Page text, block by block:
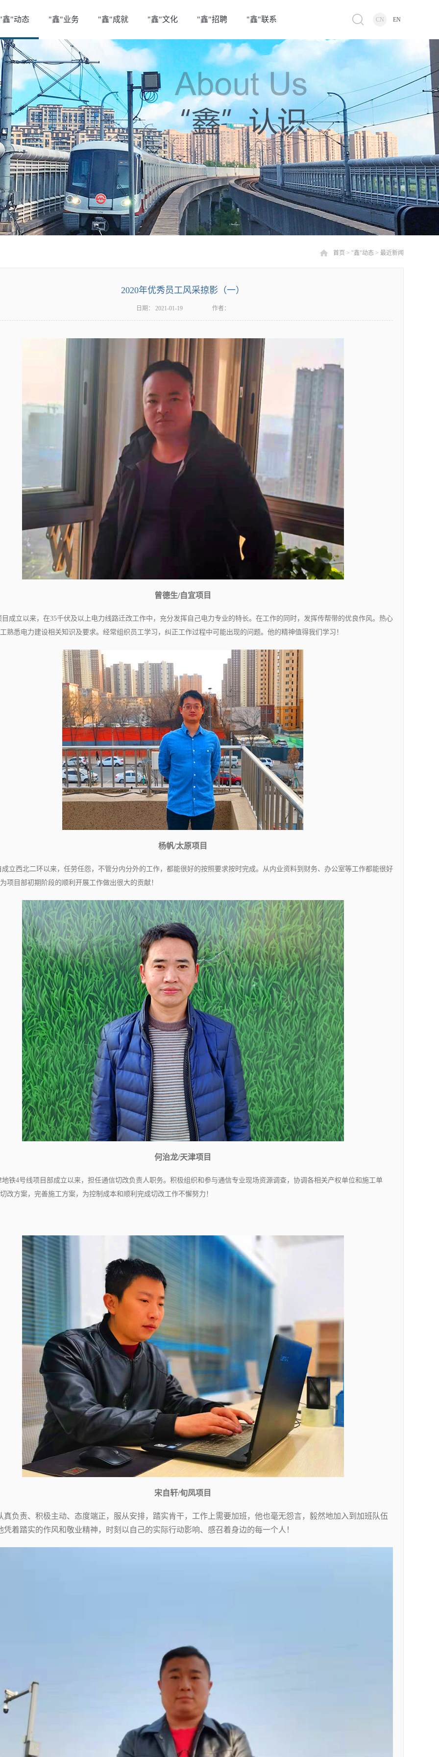
鑫"动态 "鑫"业务 "鑫"成就 "鑫"文化 "鑫"招聘 "鑫"联系 CN EN
首页 > "鑫"动态 > 最近新闻
2020年优秀员工风采掠影（一）
日期： 2021-01-19 作者：
曾德生/自宜项目
目成立以来，在35千伏及以上电力线路迁改工作中，充分发挥自己电力专业的特长。在工作的同时，发挥传帮带的优良作风。热心
熟悉电力建设相关知识及要求。经常组织员工学习，纠正工作过程中可能出现的问题。他的精神值得我们学习！
杨帆/太原项目
成立西北二环以来，任劳任怨，不管分内分外的工作，都能很好的按照要求按时完成。从内业资料到财务、办公室等工作都能很好
项目部初期阶段的顺利开展工作做出很大的贡献！
何治龙/天津项目
地铁4号线项目部成立以来，担任通信切改负责人职务。积极组织和参与通信专业现场资源调查，协调各相关产权单位和施工单
改方案，完善施工方案，为控制成本和顺利完成切改工作不懈努力！
宋自轩/旬凤项目
真负责、积极主动、态度端正， 服从安排，踏实肯干， 工作上需要加班，他也毫无怨言，毅然地加入到加班队伍
凭着踏实的作风和敬业精神，时刻以自己的实际行动影响、感召着身边的每一个人！